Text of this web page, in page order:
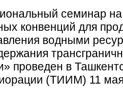
семинар
конвенций для
водными
проведен в
(ТИИМ) 11 мая